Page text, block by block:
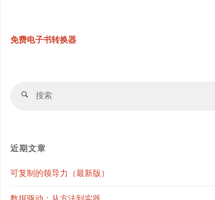
免费电子书转换器
搜
近期文章
可复制的领导力（最新版）